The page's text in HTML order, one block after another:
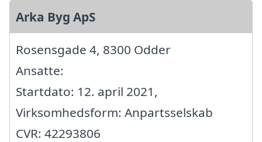
Arka Byg ApS
Rosensgade 4, 8300 Odder
Ansatte:
Startdato: 12. april 2021,
Virksomhedsform: Anpartsselskab
CVR: 42293806